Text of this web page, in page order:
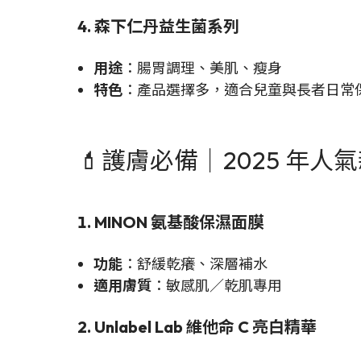
4. 森下仁丹益生菌系列
用途：腸胃調理、美肌、瘦身
特色 ：產品選擇多，適合兒童與長者日常
💄護膚必備｜2025 年人
1. MINON 氨基酸保濕面膜
功能 ：舒緩乾癢、深層補水
適用膚質 ：敏感肌／乾肌專用
2. Unlabel Lab 維他命 C 亮白精華